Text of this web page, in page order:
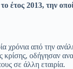
το έτος 2013, την
χρόνια από την
κρίσης, οδήγησαν
σε άλλη εταιρία.